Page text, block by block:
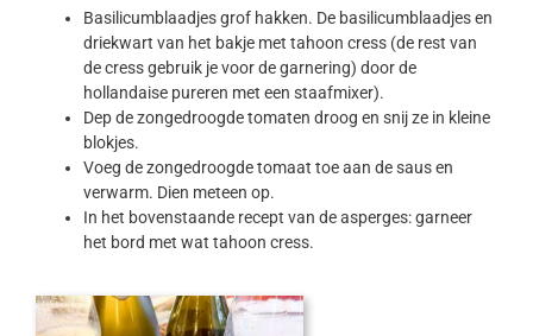
Basilicumblaadjes grof hakken. De basilicumblaadjes en
driekwart van het bakje met tahoon cress (de rest van
de cress gebruik je voor de garnering) door de
hollandaise pureren met een staafmixer).
Dep de zongedroogde tomaten droog en snij ze in kleine
blokjes.
Voeg de zongedroogde tomaat toe aan de saus en
verwarm. Dien meteen op.
In het bovenstaande recept van de asperges: garneer
het bord met wat tahoon cress.